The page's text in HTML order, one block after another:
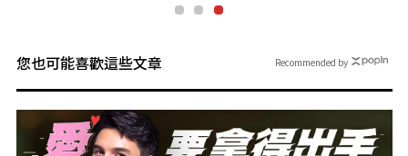
您也可能喜歡這些文章 Recommended by